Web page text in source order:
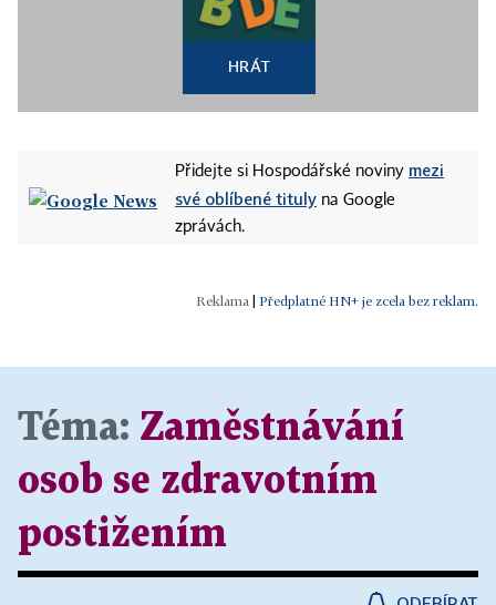
HRÁT
Přidejte si Hospodářské noviny mezi
své oblíbené tituly na Google
zprávách.
Předplatné HN+ je zcela bez reklam.
Téma: Zaměstnávání
osob se zdravotním
postižením